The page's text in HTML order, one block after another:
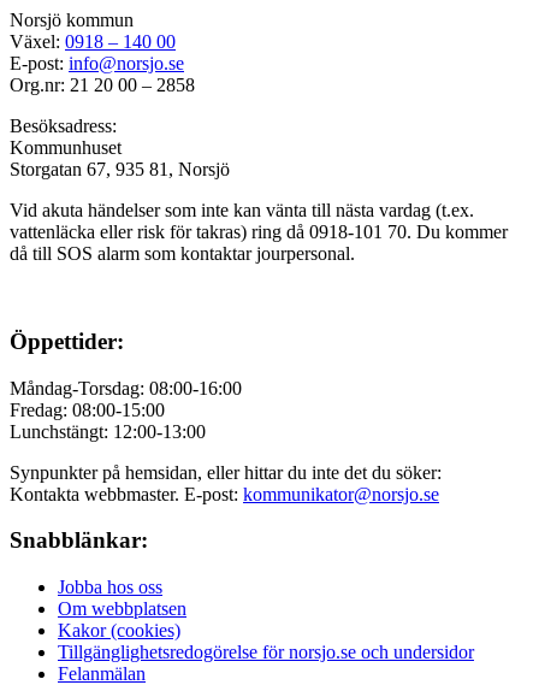
Norsjö kommun
Växel: 0918 – 140 00
E-post: info@norsjo.se
Org.nr: 21 20 00 – 2858
Besöksadress:
Kommunhuset
Storgatan 67, 935 81, Norsjö
Vid akuta händelser som inte kan vänta till nästa vardag (t.ex.
vattenläcka ellerrisk för takras) ring då 0918-101 70. Du kommer
då till SOS alarm som kontaktar jourpersonal.
Öppettider:
Måndag-Torsdag: 08:00-16:00
Fredag: 08:00-15:00
Lunchstängt: 12:00-13:00
Synpunkter på hemsidan, eller hittar du inte det du söker:
Kontakta webbmaster. E-post: kommunikator@norsjo.se
Snabblänkar:
Jobba hos oss
Om webbplatsen
Kakor (cookies)
Tillgänglighetsredogörelse för norsjo.se och undersidor
Felanmälan